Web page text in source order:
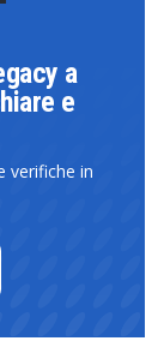
a
e
verifiche in